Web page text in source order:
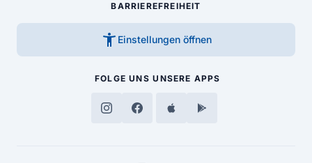
BARRIEREFREIHEIT
accessibility_new Einstellungen öffnen
FOLGE UNS UNSERE APPS